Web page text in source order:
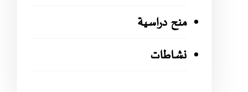
منح دراسية
نشاطات